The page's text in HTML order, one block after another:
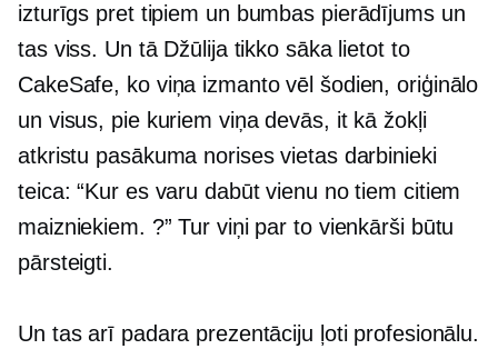
izturīgs pret tipiem un bumbas pierādījums un
tas viss. Un tā Džūlija tikko sāka lietot to
CakeSafe, ko viņa izmanto vēl šodien, oriģinālo
un visus, pie kuriem viņa devās, it kā žokļi
atkristu pasākuma norises vietas darbinieki
teica: “Kur es varu dabūt vienu no tiem citiem
maizniekiem. ?” Tur viņi par to vienkārši būtu
pārsteigti.
Un tas arī padara prezentāciju ļoti profesionālu.